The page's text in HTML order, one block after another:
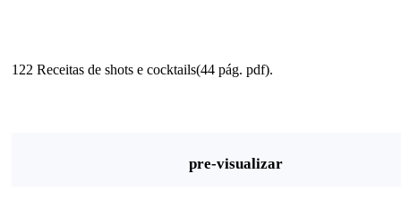
122 Receitas de shots e cocktails(44 pág. pdf).
pre-visualizar